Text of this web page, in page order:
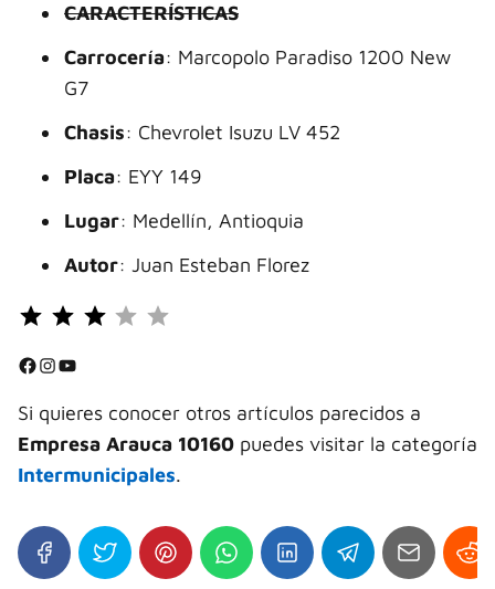
CARACTERÍSTICAS
Carrocería: Marcopolo Paradiso 1200 New
G7
Chasis: Chevrolet Isuzu LV 452
Placa: EYY 149
Lugar: Medellín, Antioquia
Autor: Juan Esteban Florez
⭐
⭐
Facebook InstagramYouTube
Si quieres conocer otros artículos parecidos a
Empresa Arauca 10160 puedes visitar la categoría
Intermunicipales.